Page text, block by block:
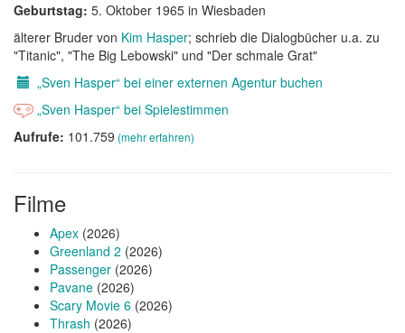
Geburtstag: 5. Oktober 1965 in Wiesbaden
älterer Bruder von Kim Hasper; schrieb die Dialogbücher u.a. zu
"Titanic", "The Big Lebowski" und "Der schmale Grat"
„Sven Hasper“ bei einer externen Agentur buchen
„Sven Hasper“ bei Spielestimmen
Aufrufe: 101.759 (mehr erfahren)
Filme
Apex (2026)
Greenland 2 (2026)
Passenger (2026)
Pavane (2026)
Scary Movie 6 (2026)
Thrash (2026)